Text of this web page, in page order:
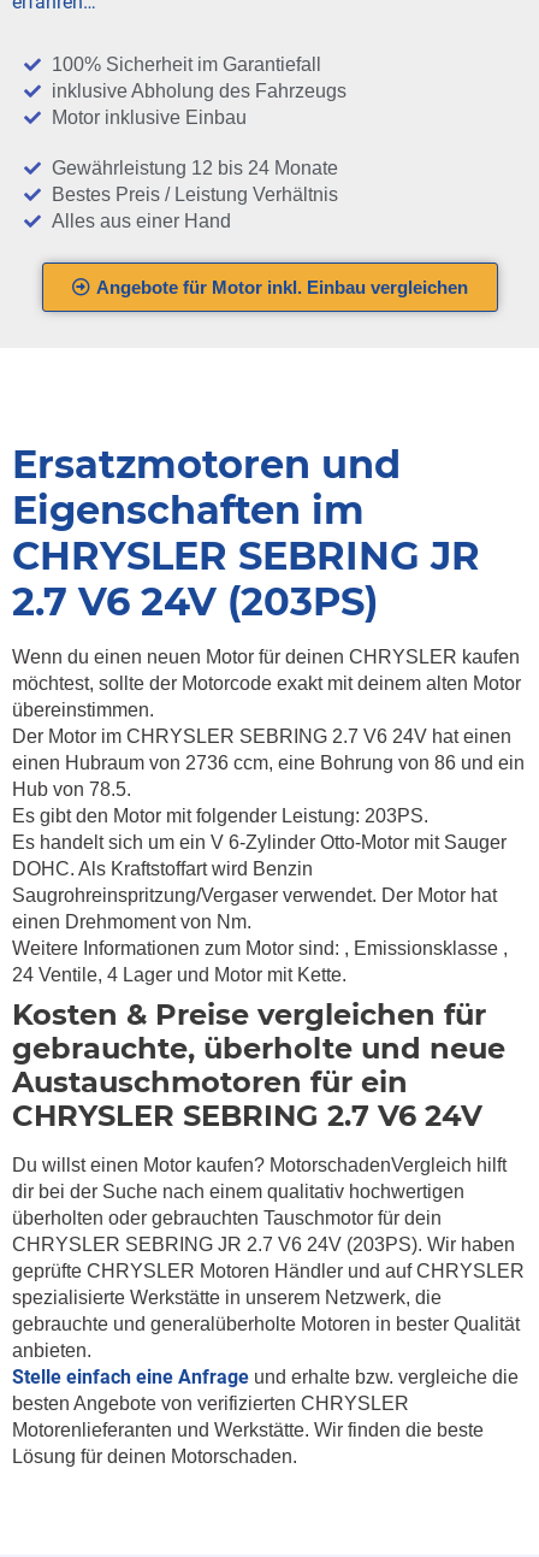
100% Sicherheit im Garantiefall
inklusive Abholung des Fahrzeugs
Motor inklusive Einbau
Gewährleistung 12 bis 24 Monate
Bestes Preis / Leistung Verhältnis
Alles aus einer Hand
Angebote für Motor inkl. Einbau vergleichen
Ersatzmotoren und
Eigenschaften im
CHRYSLER SEBRING JR
2.7 V6 24V (203PS)
Wenn du einen neuen Motor für deinen CHRYSLER kaufen
möchtest, sollte der Motorcode exakt mit deinem alten Motor
übereinstimmen.
Der Motor im CHRYSLER SEBRING 2.7 V6 24V hat einen
einen Hubraum von 2736 ccm, eine Bohrung von 86 und ein
Hub von 78.5.
Es gibt den Motor mit folgender Leistung: 203PS.
Es handelt sich um ein V 6-Zylinder Otto-Motor mit Sauger
DOHC. Als Kraftstoffart wird Benzin
Saugrohreinspritzung/Vergaser verwendet. Der Motor hat
einen Drehmoment von Nm.
Weitere Informationen zum Motor sind: , Emissionsklasse ,
24 Ventile, 4 Lager und Motor mit Kette.
Kosten & Preise vergleichen für
gebrauchte, überholte und neue
Austauschmotoren für ein
CHRYSLER SEBRING 2.7 V6 24V
Du willst einen Motor kaufen? MotorschadenVergleich hilft
dir bei der Suche nach einem qualitativ hochwertigen
überholten oder gebrauchten Tauschmotor für dein
CHRYSLER SEBRING JR 2.7 V6 24V (203PS). Wir haben
geprüfte CHRYSLER Motoren Händler und auf CHRYSLER
spezialisierte Werkstätte in unserem Netzwerk, die
gebrauchte und generalüberholte Motoren in bester Qualität
anbieten.
Stelle einfach eine Anfrage und erhalte bzw. vergleiche die
besten Angebote von verifizierten CHRYSLER
Motorenlieferanten und Werkstätte. Wir finden die beste
Lösung für deinen Motorschaden.